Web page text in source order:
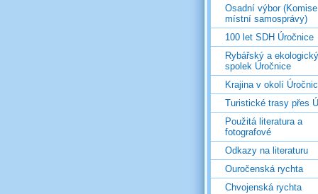
Osadní výbor (Komise
místní samosprávy)
100 let SDH Úročnice
Rybářský a ekologický
spolek Úročnice
Krajina v okolí
Turistické trasy přes
Použitá literatura a
fotografové
Odkazy na literaturu
Ouročenská rychta
Chvojenská rychta